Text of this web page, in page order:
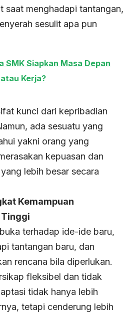
saat menghadapi tantangan,
sesulit apa pun
SMK Siapkan Masa Depan
Kerja?
kunci dari kepribadian
ada sesuatu yang
yakni orang yang
kepuasan dan
lebih besar secara
Kemampuan
terhadap ide-ide baru,
tantangan baru, dan
rencana bila diperlukan.
fleksibel dan tidak
tidak hanya lebih
tetapi cenderung lebih